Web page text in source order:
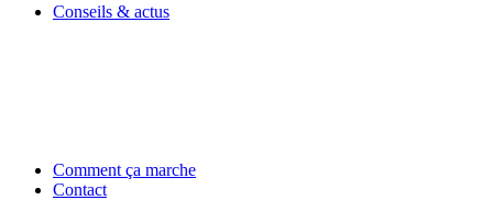
Conseils & actus
Comment ça marche
Contact